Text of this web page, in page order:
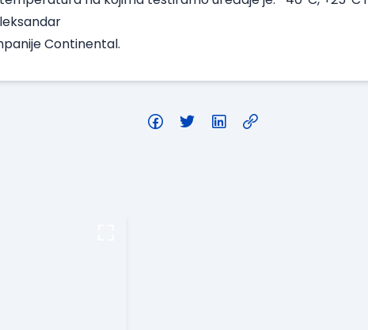
Continental.